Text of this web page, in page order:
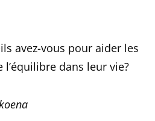
avez-vous pour aider les
dans leur vie?